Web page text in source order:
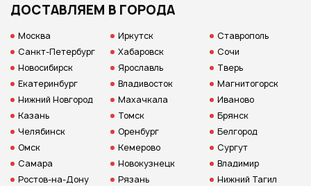
ДОСТАВЛЯЕМ В ГОРОДА
Москва
Санкт-Петербург
Новосибирск
Екатеринбург
Нижний Новгород
Казань
Челябинск
Омск
Самара
Ростов-на-Дону
Иркутск
Хабаровск
Ярославль
Владивосток
Махачкала
Томск
Оренбург
Кемерово
Новокузнецк
Рязань
Ставрополь
Сочи
Тверь
Магнитогорск
Иваново
Брянск
Белгород
Сургут
Владимир
Нижний Тагил